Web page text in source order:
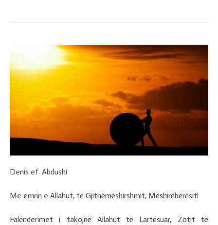
Denis ef. Abdushi
Me emrin e Allahut, të Gjithëmëshirshmit, Mëshirëbërësit!
Falënderimet i takojnë Allahut të Lartësuar, Zotit të